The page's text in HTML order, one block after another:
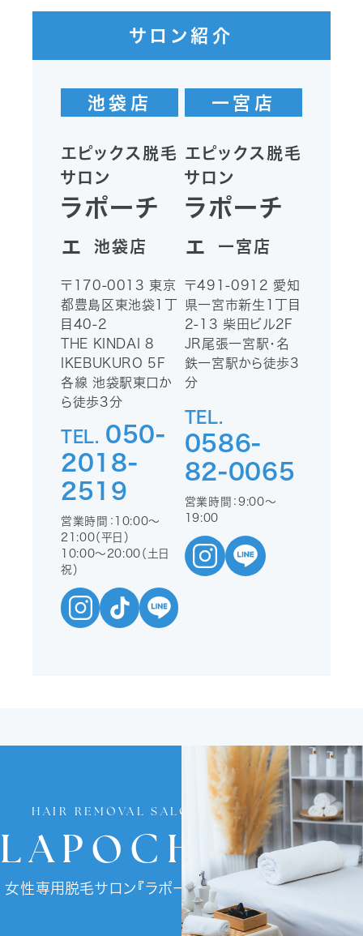
サロン紹介
池袋店
エピックス脱毛
サロン
ラポーチ
ェ
池袋店
〒170-0013 東京
都豊島区東池袋1丁
目40-2
THE KINDAI 8
IKEBUKURO 5F
各線 池袋駅東口か
ら徒歩3分
TEL. 050-
2018-
2519
営業時間：10:00〜
21:00（平日）
10:00〜20:00（土日
祝）
一宮店
エピックス脱毛
サロン
ラポーチ
ェ
一宮店
〒491-0912 愛知
県一宮市新生1丁目
2-13 柴田ビル2F
JR尾張一宮駅・名
鉄一宮駅から徒歩3
分
TEL.
0586-
82-0065
営業時間：9:00〜
19:00
HAIR REMOVAL SALON
LAPOCHE
女性専用脱毛サロン『ラポーチェ』